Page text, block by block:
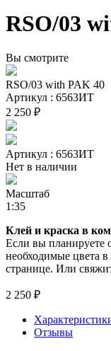
RSO/03
Вы смотрите
RSO/03 with PAK 40
Артикул : 6563ИТ
2 250 ₽
Артикул : 6563ИТ
Нет в наличии
Масштаб
1:35
Клей и краска в
Если вы планируете
необходимые цвета
странице. Или
2 250 ₽
Отзывы